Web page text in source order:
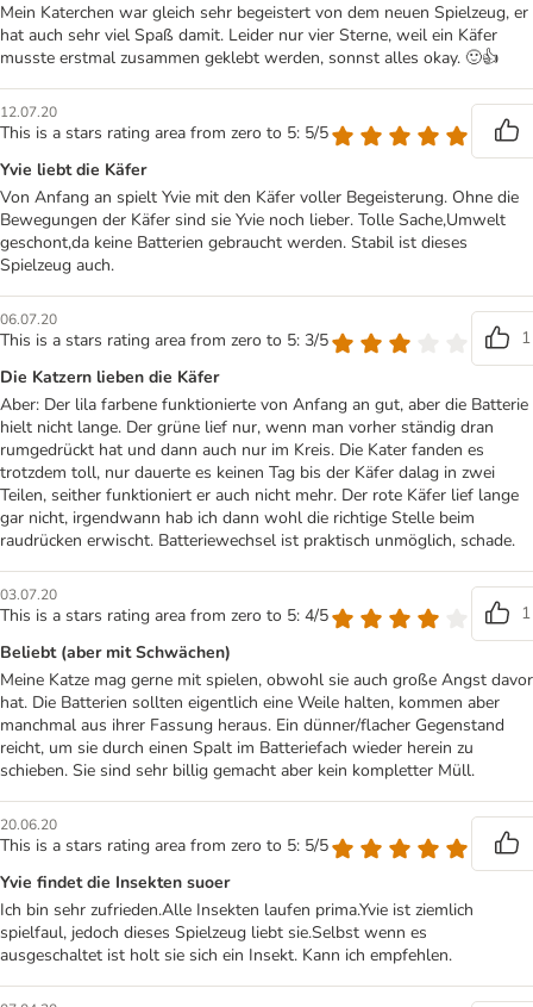
Mein Katerchen war gleich sehr begeistert von dem neuen Spielzeug, er
hat auch sehr viel Spaß damit. Leider nur vier Sterne, weil ein Käfer
musste erstmal zusammen geklebt werden, sonnst alles okay. 🙂👍
12.07.20
This is a stars rating area from zero to 5: 5/5
Yvie liebt die Käfer
Von Anfang an spielt Yvie mit den Käfer voller Begeisterung. Ohne die
Bewegungen der Käfer sind sie Yvie noch lieber. Tolle Sache,Umwelt
geschont,da keine Batterien gebraucht werden. Stabil ist dieses
Spielzeug auch.
06.07.20
This is a stars rating area from zero to 5: 3/5
1
Die Katzern lieben die Käfer
Aber: Der lila farbene funktionierte von Anfang an gut, aber die Batterie
hielt nicht lange. Der grüne lief nur, wenn man vorher ständig dran
rumgedrückt hat und dann auch nur im Kreis. Die Kater fanden es
trotzdem toll, nur dauerte es keinen Tag bis der Käfer dalag in zwei
Teilen, seither funktioniert er auch nicht mehr. Der rote Käfer lief lange
gar nicht, irgendwann hab ich dann wohl die richtige Stelle beim
raudrücken erwischt. Batteriewechsel ist praktisch unmöglich, schade.
03.07.20
This is a stars rating area from zero to 5: 4/5
1
Beliebt (aber mit Schwächen)
Meine Katze mag gerne mit spielen, obwohl sie auch große Angst davor
hat. Die Batterien sollten eigentlich eine Weile halten, kommen aber
manchmal aus ihrer Fassung heraus. Ein dünner/flacher Gegenstand
reicht, um sie durch einen Spalt im Batteriefach wieder herein zu
schieben. Sie sind sehr billig gemacht aber kein kompletter Müll.
20.06.20
This is a stars rating area from zero to 5: 5/5
Yvie findet die Insekten suoer
Ich bin sehr zufrieden.Alle Insekten laufen prima.Yvie ist ziemlich
spielfaul, jedoch dieses Spielzeug liebt sie.Selbst wenn es
ausgeschaltet ist holt sie sich ein Insekt. Kann ich empfehlen.